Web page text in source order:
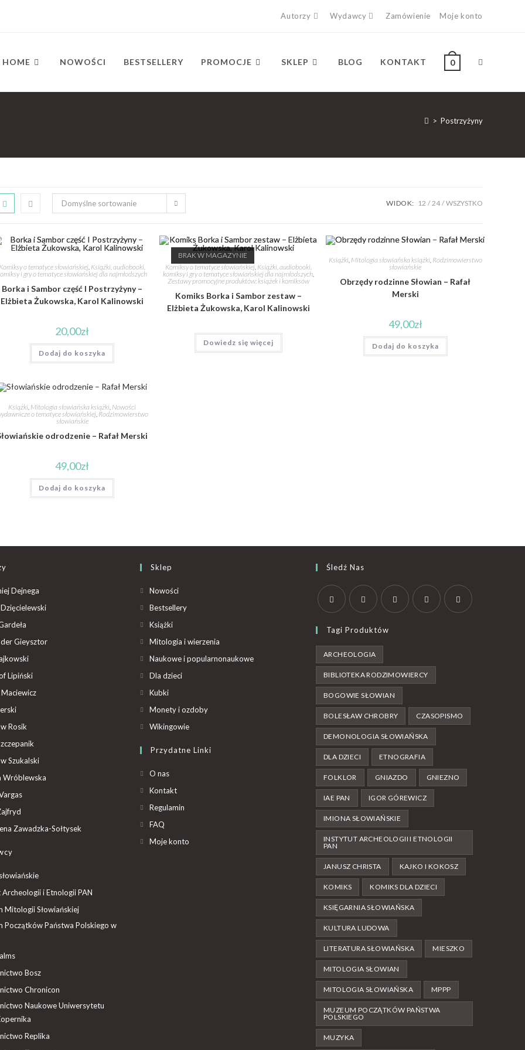
Autorzy Wydawcy Zamówienie Moje konto
HOME NOWOŚCI BESTSELLERY PROMOCJE SKLEP BLOG KONTAKT 0
> Postrzyżyny
Domyślne sortowanie WIDOK: 12 24 WSZYSTKO
o tematyce słowiańskiej, Książki, audiobooki,
i gry o tematyce słowiańskiej dla najmłodszych
Borka i Sambor część I Postrzyżyny –
Elżbieta Żukowska, Karol Kalinowski
20,00zł
Dodaj do koszyka
BRAK W MAGAZYNIE
Komiksy o tematyce słowiańskiej, Książki, audiobooki,
komiksy i gry o tematyce słowiańskiej dla najmłodszych,
Zestawy promocyjne produktów: książek i komiksów
Komiks Borka i Sambor zestaw –
Elżbieta Żukowska, Karol Kalinowski
Dowiedz się więcej
Książki, Mitologia słowiańska książki, Rodzimowierstwo
słowiańskie
Obrzędy rodzinne Słowian – Rafał
Merski
49,00zł
Dodaj do koszyka
Książki Mitologia słowiańska książki Nowości
o tematyce słowiańskiej, Rodzimowierstwo
słowiańskie
odrodzenie – Rafał Merski
49,00zł
Dodaj do koszyka
Dejnega
Gieysztor
Lipiński
Rosik
Szukalski
Wróblewska
Zawadzka-Sołtysek
i Etnologii PAN
Mitologii Słowiańskiej
Początków Państwa Polskiego w
Bosz
Chronicon
Naukowe Uniwersytetu
Replika
Sklep
Nowości
Bestsellery
Książki
Mitologia i wierzenia
Naukowe i popularnonaukowe
Dla dzieci
Kubki
Monety i ozdoby
Wikingowie
Przydatne Linki
O nas
Kontakt
Regulamin
FAQ
Moje konto
Śledź Nas
Tagi Produktów
ARCHEOLOGIA
BIBLIOTEKA RODZIMOWIERCY
BOGOWIE SŁOWIAN
BOLESŁAW CHROBRY CZASOPISMO
DEMONOLOGIA SŁOWIAŃSKA
DLA DZIECI ETNOGRAFIA
FOLKLOR GNIAZDO GNIEZNO
IAE PAN IGOR GÓREWICZ
IMIONA SŁOWIAŃSKIE
INSTYTUT ARCHEOLOGII I ETNOLOGII
PAN
JANUSZ CHRISTA KAJKO I KOKOSZ
KOMIKS KOMIKS DLA DZIECI
KSIĘGARNIA SŁOWIAŃSKA
KULTURA LUDOWA
LITERATURA SŁOWIAŃSKA MIESZKO
MITOLOGIA SŁOWIAN
MITOLOGIA SŁOWIAŃSKA MPPP
MUZEUM POCZĄTKÓW PAŃSTWA
POLSKIEGO
MUZYKA